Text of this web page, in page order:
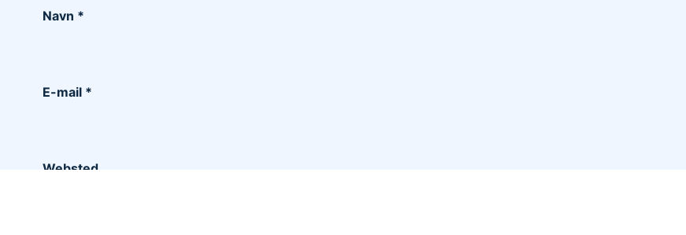
Navn *
E-mail *
Websted